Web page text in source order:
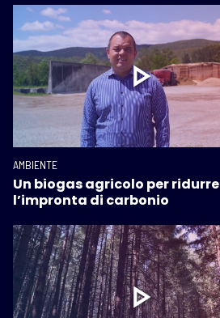
AMBIENTE
Un biogas agricolo per ridurre
l’impronta di carbonio